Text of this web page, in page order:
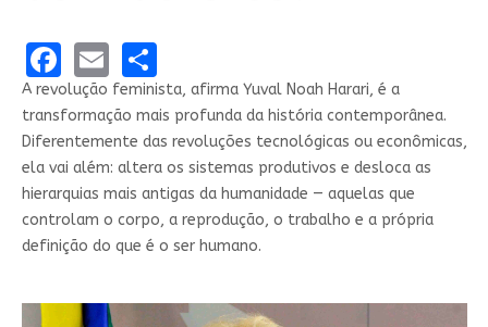
Facebook
EmailShare
A revolução feminista, afirma Yuval Noah Harari, é a
transformação mais profunda da história contemporânea.
Diferentemente das revoluções tecnológicas ou econômicas,
ela vai além: altera os sistemas produtivos e desloca as
hierarquias mais antigas da humanidade — aquelas que
controlam o corpo, a reprodução, o trabalho e a própria
definição do que é o ser humano.